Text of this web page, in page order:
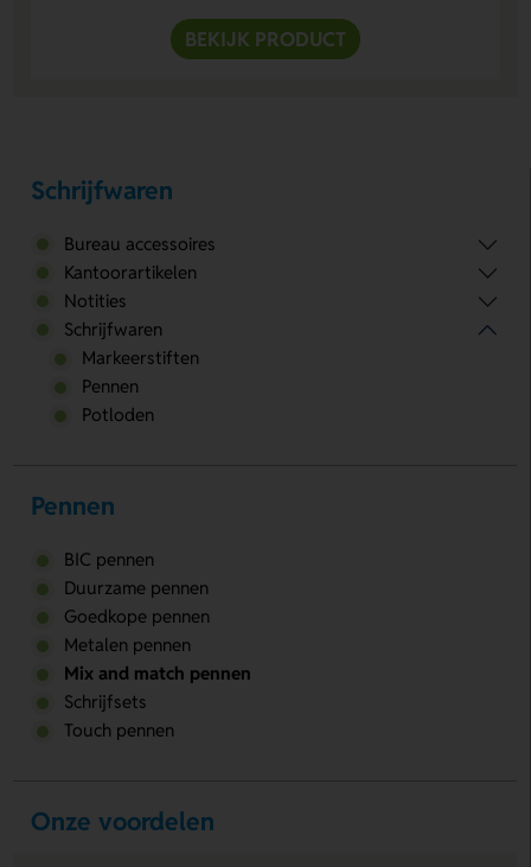
BEKIJK PRODUCT
Schrijfwaren
Bureau accessoires
Kantoorartikelen
Notities
Schrijfwaren
Markeerstiften
Pennen
Potloden
Pennen
BIC pennen
Duurzame pennen
Goedkope pennen
Metalen pennen
Mix and match pennen
Schrijfsets
Touch pennen
Onze voordelen